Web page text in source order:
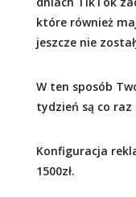
które również
jeszcze nie
W ten sposób
tydzień są co raz
Konfiguracja
1500zł.